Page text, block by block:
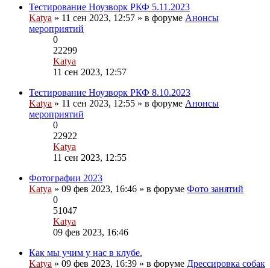
последнему
сообщению
Тестирование Ноузворк РКФ 5.11.2023
Katya » 11 сен 2023, 12:57 » в форуме Анонсы
мероприятий
0
22299
Katya
Перейти
последнему
сообщению
11 сен 2023, 12:57
Тестирование Ноузворк РКФ 8.10.2023
Katya » 11 сен 2023, 12:55 » в форуме Анонсы
мероприятий
0
22922
Katya
Перейти
последнему
сообщению
11 сен 2023, 12:55
Фотографии 2023
Katya » 09 фев 2023, 16:46 » в форуме Фото занятий
0
51047
Katya
Перейти
последнему
сообщению
09 фев 2023, 16:46
Как мы учим у нас в клубе.
Вложения
Katya » 09 фев 2023, 16:39 » в форуме Дрессировка собак